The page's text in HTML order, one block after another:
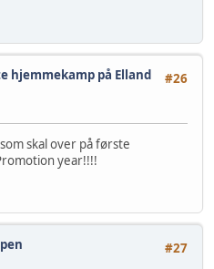
#26
hjemmekamp på Elland
skal over på første
year!!!!
#27